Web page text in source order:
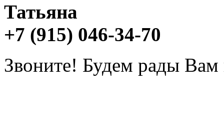
Татьяна
+7 (915) 046-34-70
Звоните! Будем рады